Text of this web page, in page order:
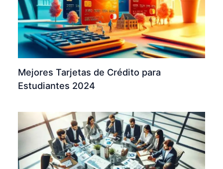
Mejores Tarjetas de Crédito para
Estudiantes 2024